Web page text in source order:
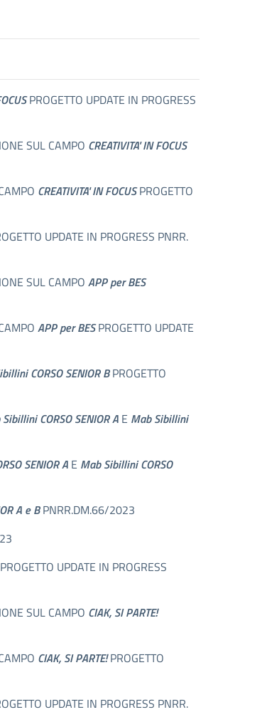
PROGETTO UPDATE IN PROGRESS
SUL CAMPO CREATIVITA' IN FOCUS
CREATIVITA' IN FOCUSPROGETTO
UPDATE IN PROGRESS PNRR.
SUL CAMPO APP per BES
APP per BESPROGETTO UPDATE
CORSO SENIOR BPROGETTO
CORSO SENIOR A E Mab Sibillini
SENIOR A E Mab Sibillini CORSO
A e BPNRR.DM.66/2023
UPDATE IN PROGRESS
SUL CAMPO CIAK, SI PARTE!
CIAK, SI PARTE!PROGETTO
UPDATE IN PROGRESS PNRR.